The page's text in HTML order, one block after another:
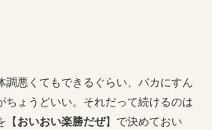
調悪くてもできるぐらい、バカにすん
ちょうどいい。それだって続けるのは
【おいおい楽勝だぜ】で決めておい